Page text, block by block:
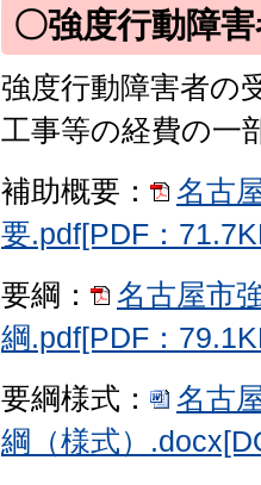
〇強度行動障
強度行動障害者の
工事等の経費の一
補助概要：
名古
要.pdf[PDF：
要綱：
名古屋市
綱.pdf[PDF：
要綱様式：
名古
綱（様式）